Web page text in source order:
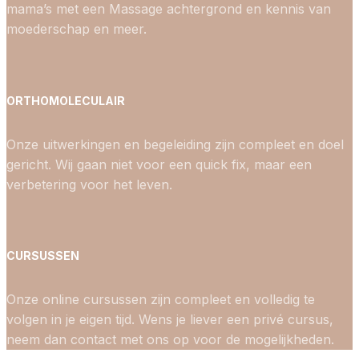
mama’s met een Massage achtergrond en kennis van
moederschap en meer.
ORTHOMOLECULAIR
Onze uitwerkingen en begeleiding zijn compleet en doel
gericht. Wij gaan niet voor een quick fix, maar een
verbetering voor het leven.
CURSUSSEN
Onze online cursussen zijn compleet en volledig te
volgen in je eigen tijd. Wens je liever een privé cursus,
neem dan contact met ons op voor de mogelijkheden.